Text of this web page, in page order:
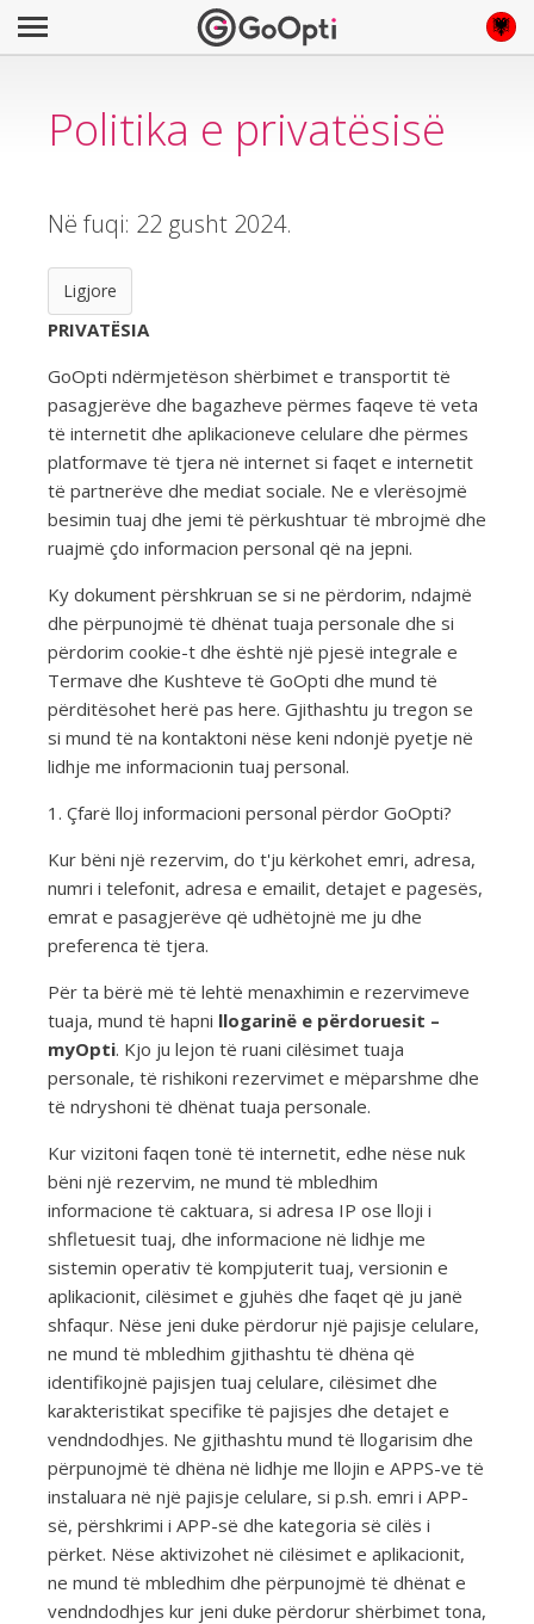
Politika e privatësisë
Në fuqi: 22 gusht 2024.
Ligjore
PRIVATËSIA
GoOpti ndërmjetëson shërbimet e transportit të
pasagjerëve dhe bagazheve përmes faqeve të veta
të internetit dhe aplikacioneve celulare dhe përmes
platformave të tjera në internet si faqet e internetit
të partnerëve dhe mediat sociale. Ne e vlerësojmë
besimin tuaj dhe jemi të përkushtuar të mbrojmë dhe
ruajmë çdo informacion personal që na jepni.
Ky dokument përshkruan se si ne përdorim, ndajmë
dhe përpunojmë të dhënat tuaja personale dhe si
përdorim cookie-t dhe është një pjesë integrale e
Termave dhe Kushteve të GoOpti dhe mund të
përditësohet herë pas here. Gjithashtu ju tregon se
si mund të na kontaktoni nëse keni ndonjë pyetje në
lidhje me informacionin tuaj personal.
1. Çfarë lloj informacioni personal përdor GoOpti?
Kur bëni një rezervim, do t'ju kërkohet emri, adresa,
numri i telefonit, adresa e emailit, detajet e pagesës,
emrat e pasagjerëve që udhëtojnë me ju dhe
preferenca të tjera.
Për ta bërë më të lehtë menaxhimin e rezervimeve
tuaja, mund të hapni llogarinë e përdoruesit –
myOpti. Kjo ju lejon të ruani cilësimet tuaja
personale, të rishikoni rezervimet e mëparshme dhe
të ndryshoni të dhënat tuaja personale.
Kur vizitoni faqen tonë të internetit, edhe nëse nuk
bëni një rezervim, ne mund të mbledhim
informacione të caktuara, si adresa IP ose lloji i
shfletuesit tuaj, dhe informacione në lidhje me
sistemin operativ të kompjuterit tuaj, versionin e
aplikacionit, cilësimet e gjuhës dhe faqet që ju janë
shfaqur. Nëse jeni duke përdorur një pajisje celulare,
ne mund të mbledhim gjithashtu të dhëna që
identifikojnë pajisjen tuaj celulare, cilësimet dhe
karakteristikat specifike të pajisjes dhe detajet e
vendndodhjes. Ne gjithashtu mund të llogarisim dhe
përpunojmë të dhëna në lidhje me llojin e APPS-ve të
instaluara në një pajisje celulare, si p.sh. emri i APP-
së, përshkrimi i APP-së dhe kategoria së cilës i
përket. Nëse aktivizohet në cilësimet e aplikacionit,
ne mund të mbledhim dhe përpunojmë të dhënat e
vendndodhjes kur jeni duke përdorur shërbimet tona,